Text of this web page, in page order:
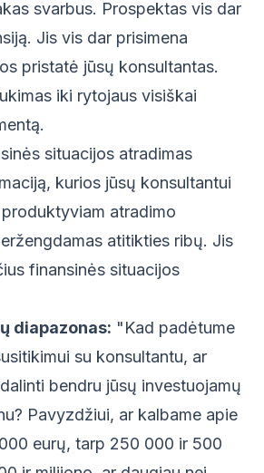
svarbus. Prospektas vis dar
Jis vis dar prisimena
pristatė jūsų konsultantas.
iki rytojaus visiškai
situacijos atradimas
kurios jūsų konsultantui
atradimo
atitikties ribų. Jis
finansinės situacijos
diapazonas: "Kad padėtume
su konsultantu, ar
bendru jūsų investuojamų
Pavyzdžiui, ar kalbame apie
eurų, tarp 250 000 ir 500